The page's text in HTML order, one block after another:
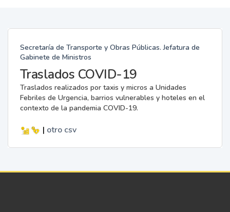
Secretaría de Transporte y Obras Públicas. Jefatura de
Gabinete de Ministros
Traslados COVID-19
Traslados realizados por taxis y micros a Unidades
Febriles de Urgencia, barrios vulnerables y hoteles en el
contexto de la pandemia COVID-19.
| otro csv